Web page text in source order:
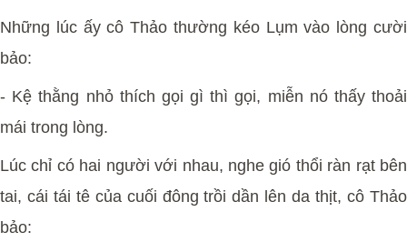
Những lúc ấy cô Thảo thường kéo Lụm vào lòng cười
bảo:
- Kệ thằng nhỏ thích gọi gì thì gọi, miễn nó thấy thoải
mái trong lòng.
Lúc chỉ có hai người với nhau, nghe gió thổi ràn rạt bên
tai, cái tái tê của cuối đông trồi dần lên da thịt, cô Thảo
bảo: